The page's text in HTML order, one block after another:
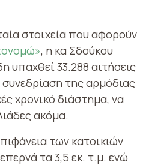
στοιχεία που αφορούν
, η κα Σδούκου
υπαχθεί 33.288 αιτήσεις
συνεδρίαση της αρμόδιας
χρονικό διάστημα, να
ακόμα.
των κατοικιών
τα 3,5 εκ. τ.μ. ενώ